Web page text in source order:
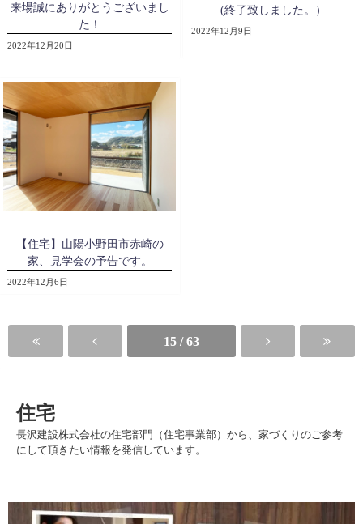
来場誠にありがとうございまし
た！
2022年12月20日
(終了致しました。）
2022年12月9日
【住宅】山陽小野田市赤崎の
家、見学会の予告です。
2022年12月6日
15 / 63
住宅
長沢建設株式会社の住宅部門（住宅事業部）から、家づくりのご参考
にして頂きたい情報を発信しています。